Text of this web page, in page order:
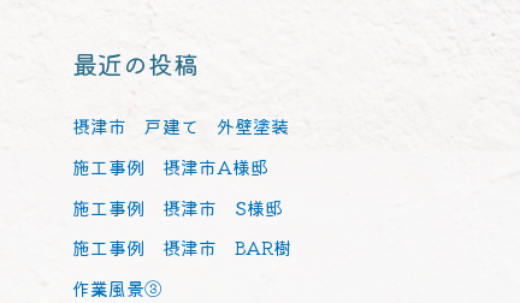
最近の投稿
摂津市 戸建て 外壁塗装
施工事例 摂津市A様邸
施工事例 摂津市 S様邸
施工事例 摂津市 BAR樹
作業風景③